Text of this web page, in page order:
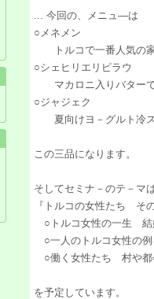
... 今回の、メニュ―は
○メネメン
トルコで一番人気の家
○シェヒリエリピラウ
マカロニ入りバターで
○ジャジェク
夏向けヨ－グルト冷
この三品になります。
そしてセミナ－のテ－マ
『トルコの女性たち そ
○トルコ女性の一生 結
○一人のトルコ女性の例
○働く女性たち 村や都
を予定しています。